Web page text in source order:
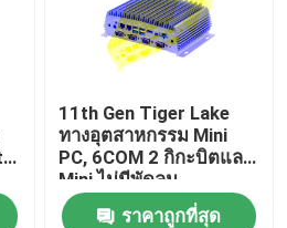
11th Gen Tiger Lake
ทางอุตสาหกรรม Mini
PC, 6COM 2 กิกะบิตแลน
Mini ไม่มีพัดลม
Computer DP display
ราคาถูกที่สุด